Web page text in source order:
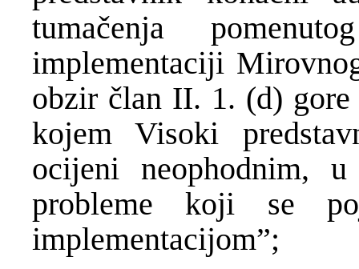
tumačenja
implementaciji
obzir član II. 1. (d) gore
kojem Visoki
ocijeni neophodnim,
probleme koji se
implementacijom”;